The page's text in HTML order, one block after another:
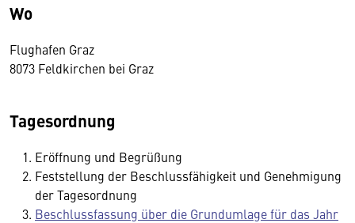
Wo
Flughafen Graz
8073 Feldkirchen bei Graz
Tagesordnung
Eröffnung und Begrüßung
Feststellung der Beschlussfähigkeit und Genehmigung
der Tagesordnung
Beschlussfassung über die Grundumlage für das Jahr